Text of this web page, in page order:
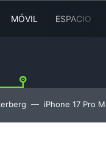
MÓVIL ESPACIO
iPhone 17 Pro